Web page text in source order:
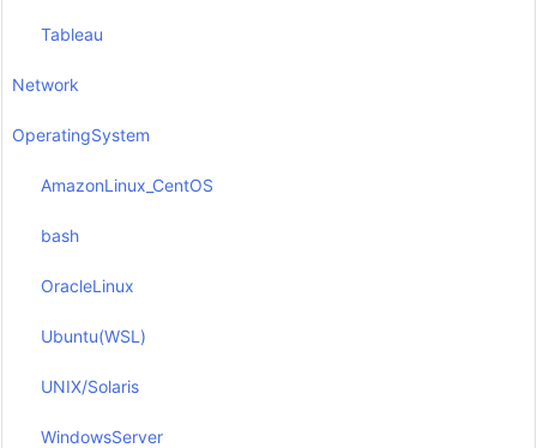
Tableau
Network
OperatingSystem
AmazonLinux_CentOS
bash
OracleLinux
Ubuntu(WSL)
UNIX/Solaris
WindowsServer